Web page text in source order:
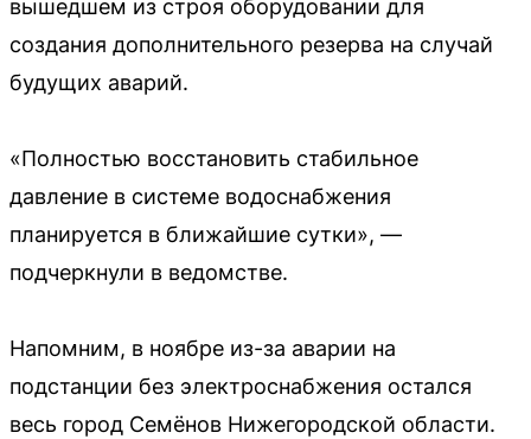
вышедшем из строя оборудовании для
создания дополнительного резерва на случай
будущих аварий.
«Полностью восстановить стабильное
давление в системе водоснабжения
планируется в ближайшие сутки», —
подчеркнули в ведомстве.
Напомним, в ноябре из-за аварии на
подстанции без электроснабжения остался
весь город Семёнов Нижегородской области.